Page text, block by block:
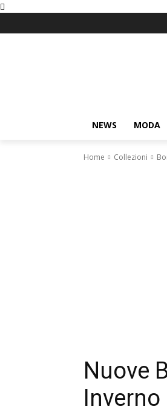
NEWS MODA
Home Collezioni
Nuove
Inverno